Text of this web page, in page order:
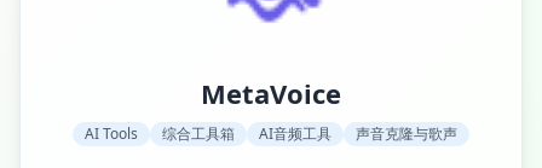
MetaVoice
AI Tools 综合工具箱 AI音频工具 声音克隆与歌声